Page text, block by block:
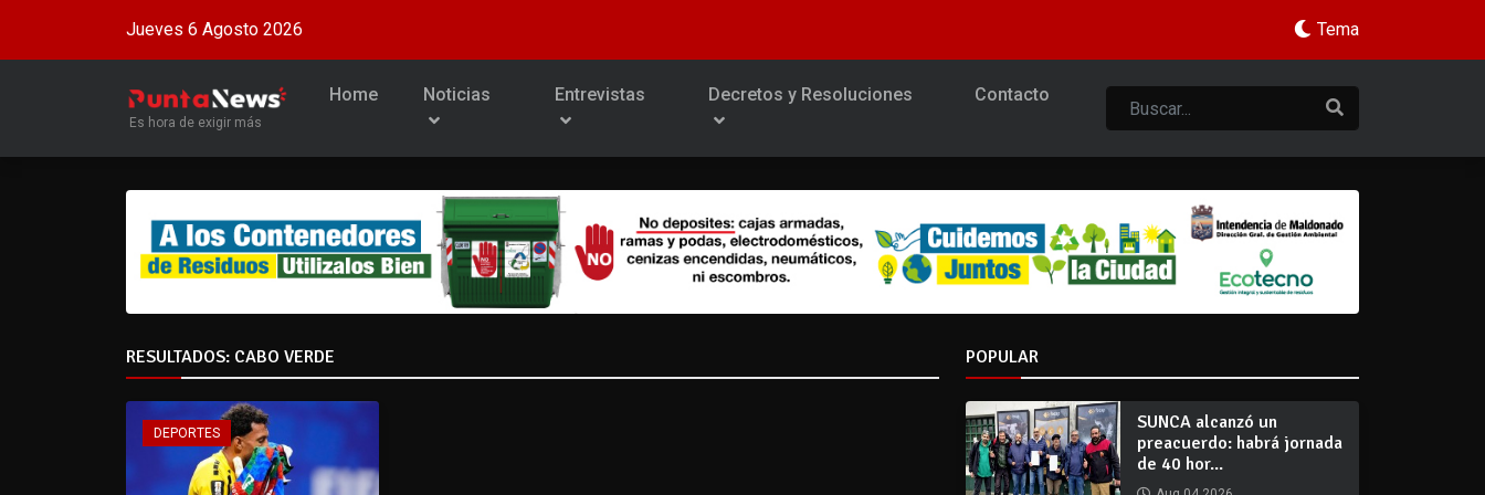
Jueves 6 Agosto 2026 Tema
Es hora de exigir más
Home Noticias Entrevistas Decretos y Resoluciones Contacto
RESULTADOS: CABO VERDE
DEPORTES
POPULAR
SUNCA alcanzó un
preacuerdo: habrá jornada
de 40 hor...